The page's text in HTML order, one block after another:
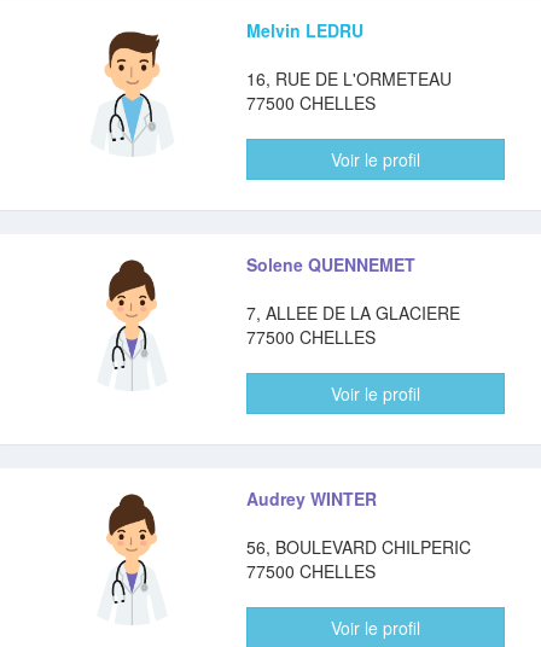
Melvin LEDRU
16, RUE DE L'ORMETEAU
77500 CHELLES
Voir le profil
Solene QUENNEMET
7, ALLEE DE LA GLACIERE
77500 CHELLES
Voir le profil
Audrey WINTER
56, BOULEVARD CHILPERIC
77500 CHELLES
Voir le profil